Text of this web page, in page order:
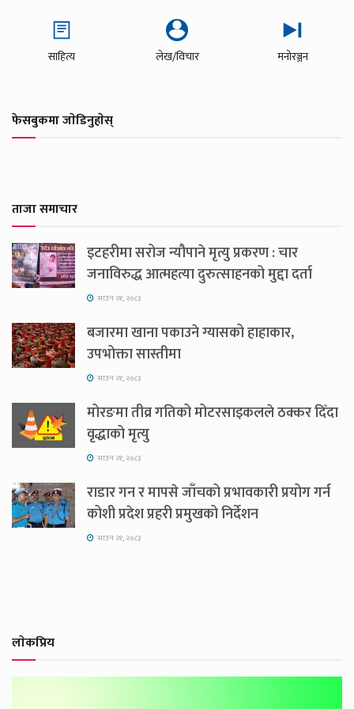
साहित्य लेख/विचार मनोरञ्जन
फेसबुकमा जाेडिनुहाेस्
ताजा समाचार
इटहरीमा सरोज न्यौपाने मृत्यु प्रकरण : चार
जनाविरुद्ध आत्महत्या दुरुत्साहनको मुद्दा दर्ता
साउन २१, २०८३
बजारमा खाना पकाउने ग्यासको हाहाकार,
उपभोक्ता सास्तीमा
साउन २१, २०८३
मोरङमा तीव्र गतिको मोटरसाइकलले ठक्कर दिँदा
वृद्धाको मृत्यु
साउन २१, २०८३
राडार गन र मापसे जाँचको प्रभावकारी प्रयोग गर्न
कोशी प्रदेश प्रहरी प्रमुखको निर्देशन
साउन २१, २०८३
लाेकप्रिय